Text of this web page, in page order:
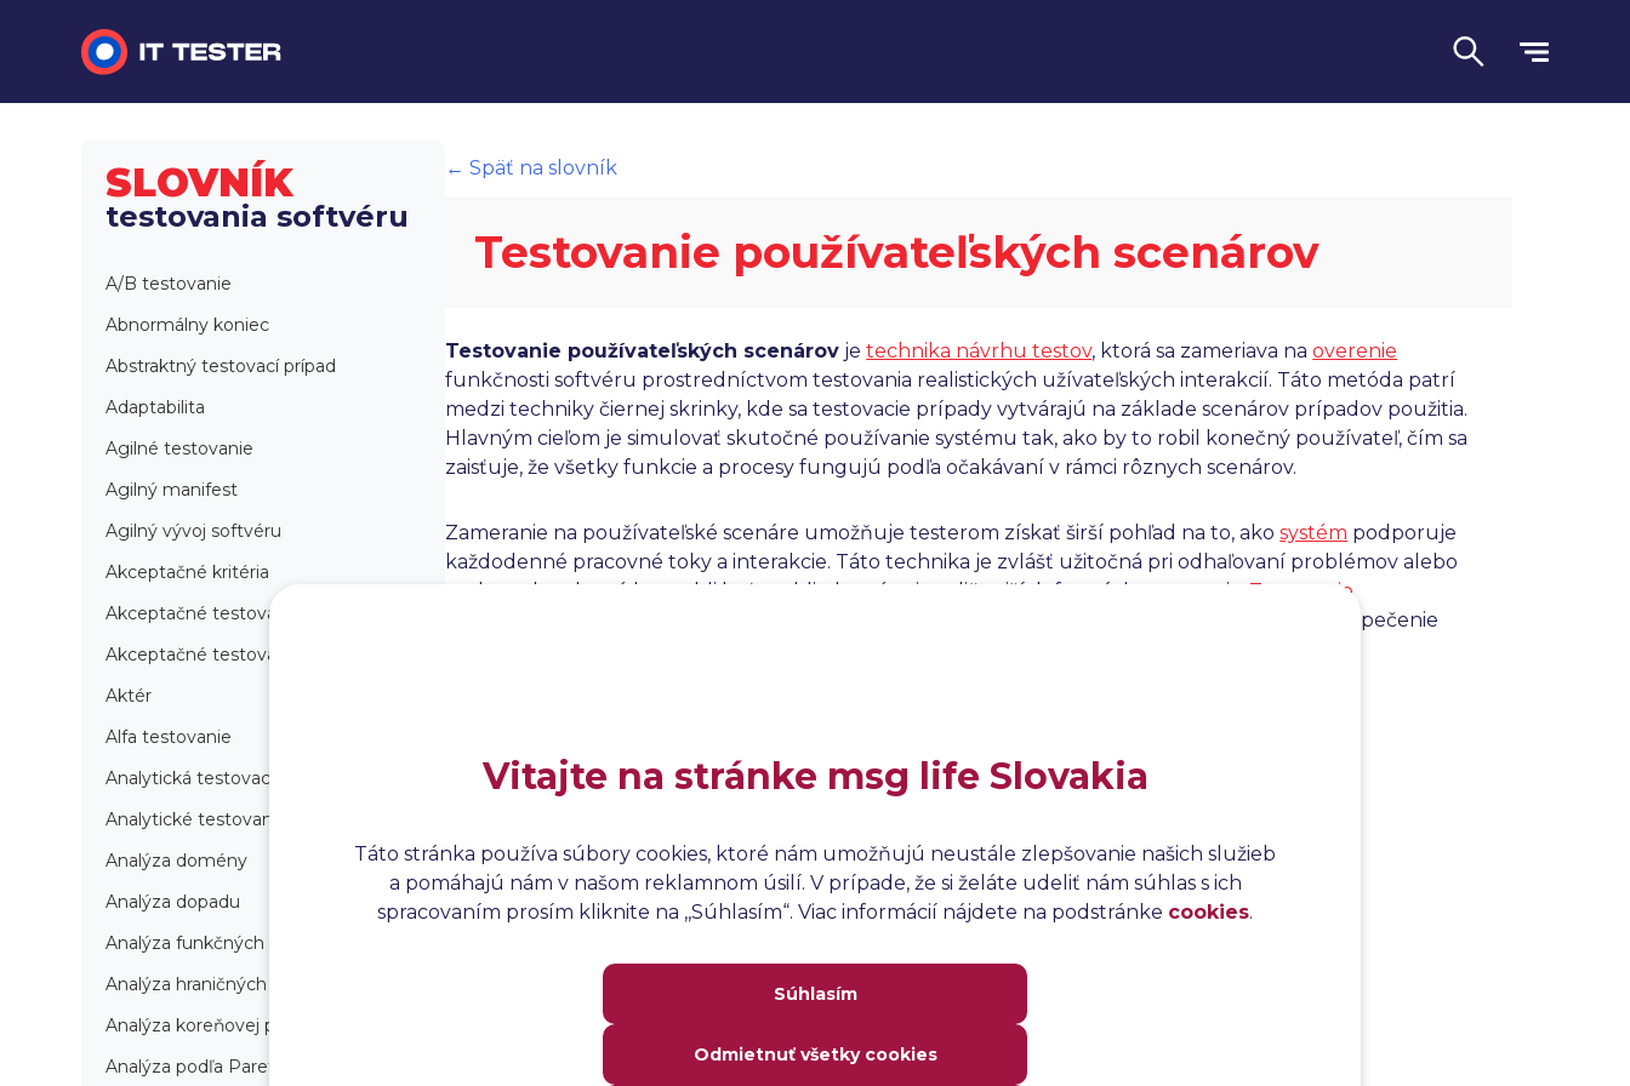
Automatizované testovanie
Slovník
SLOVNÍK
testovania softvéru
A/B testovanie
Abnormálny koniec
Abstraktný testovací prípad
Adaptabilita
Agilné testovanie
Agilný manifest
Agilný vývoj softvéru
Akceptačné kritéria
Akceptačné testovanie
Akceptačné testovanie produkcie
Aktér
Alfa testovanie
Analytická testovacia stratégia
Analytické testovanie
Analýza domény
Analýza dopadu
Analýza funkčných bodov
Analýza hraničných hodnôt
Analýza koreňovej príčiny
Analýza podľa Paretovej metódy
← Späť na slovník
Testovanie používateľských scenárov
Testovanie používateľských scenárov jetechnika návrhu testov, ktorá sa zameriava naoverenie
funkčnosti softvéru prostredníctvom testovania realistických užívateľských interakcií. Táto metóda patrí
medzi techniky čiernej skrinky, kde sa testovacie prípady vytvárajú na základe scenárov prípadov použitia.
Hlavným cieľom je simulovať skutočné používanie systému tak, ako by to robil konečný používateľ, čím sa
zaisťuje, že všetky funkcie a procesy fungujú podľa očakávaní v rámci rôznych scenárov.
Zameranie na používateľské scenáre umožňuje testerom získať širší pohľad na to, akosystém podporuje
každodenné pracovné toky a interakcie. Táto technika je zvlášť užitočná pri odhaľovaní problémov alebo
nedostatkov, ktoré by mohli byť prehliadnuté pri tradičnejších formách testovania. Testovanie
používateľských scenárov je efektívne nielen z hľadiska overovania funkčnosti, ale aj pre zabezpečenie
Vitajte na stránke msg life Slovakia
Táto stránka používa súbory cookies, ktoré nám umožňujú neustále zlepšovanie našich služieb
a pomáhajú nám v našom reklamnom úsilí. V prípade, že si želáte udeliť nám súhlas s ich
spracovaním prosím kliknite na ,,Súhlasím“. Viac informácií nájdete na podstránke cookies.
Súhlasím
Odmietnuť všetky cookies